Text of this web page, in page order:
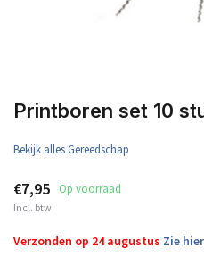
Printboren set 10
Bekijk alles Gereedschap
€7,95 Op voorraad
Incl. btw
Verzonden op 24 augustus Zie hier